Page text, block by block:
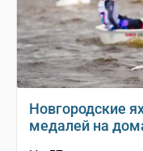
Новгородские
медалей на